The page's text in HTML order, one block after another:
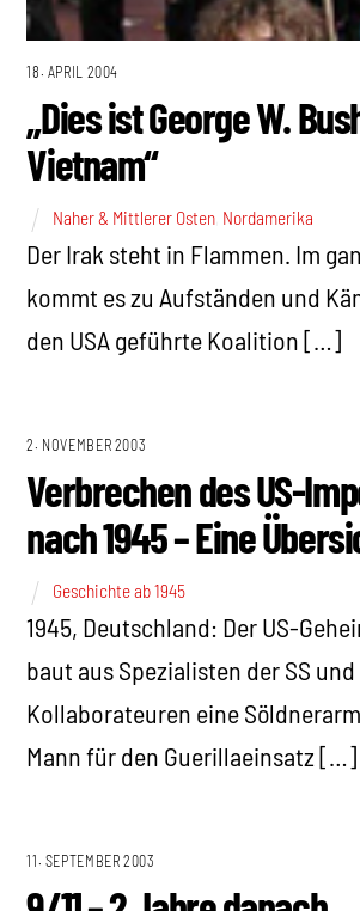
18. APRIL 2004
„Dies ist George W.
Vietnam“
Naher & Mittlerer Osten Nordamerika
Der Irak steht in Flammen. Im
kommt es zu Aufständen und
den USA geführte Koalition […]
2. NOVEMBER 2003
Verbrechen des US-
nach 1945 – Eine
Geschichte ab 1945
1945, Deutschland: Der US-
baut aus Spezialisten der SS
Kollaborateuren eine
Mann für den Guerillaeinsatz […]
11. SEPTEMBER 2003